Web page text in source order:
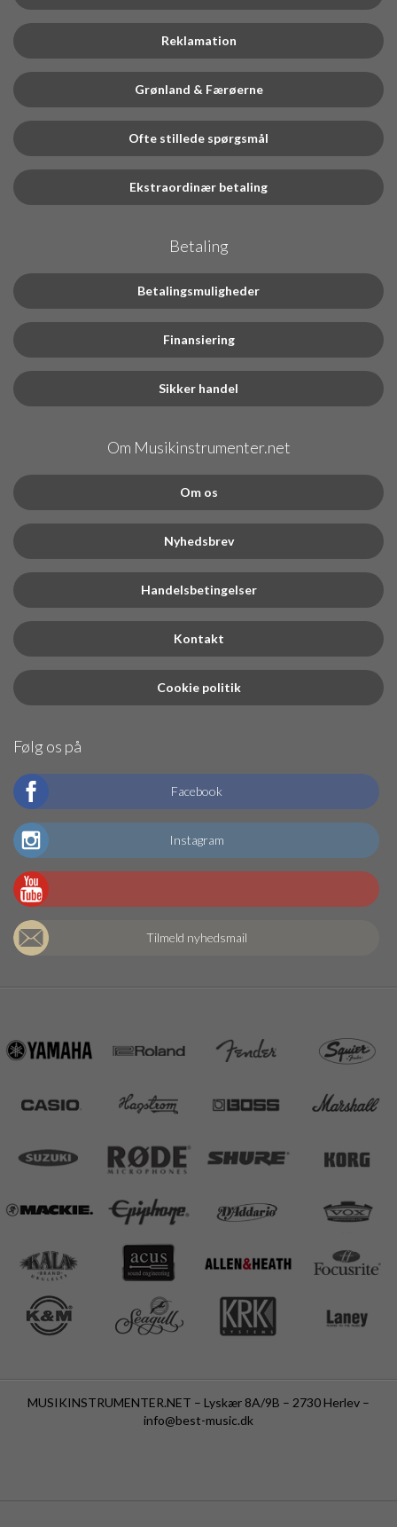
Reklamation
Grønland & Færøerne
Ofte stillede spørgsmål
Ekstraordinær betaling
Betaling
Betalingsmuligheder
Finansiering
Sikker handel
Om Musikinstrumenter.net
Om os
Nyhedsbrev
Handelsbetingelser
Kontakt
Cookie politik
Følg os på
Facebook
Instagram
Tilmeld nyhedsmail
MUSIKINSTRUMENTER.NET – Lyskær 8A/9B – 2730 Herlev –
info@best-music.dk